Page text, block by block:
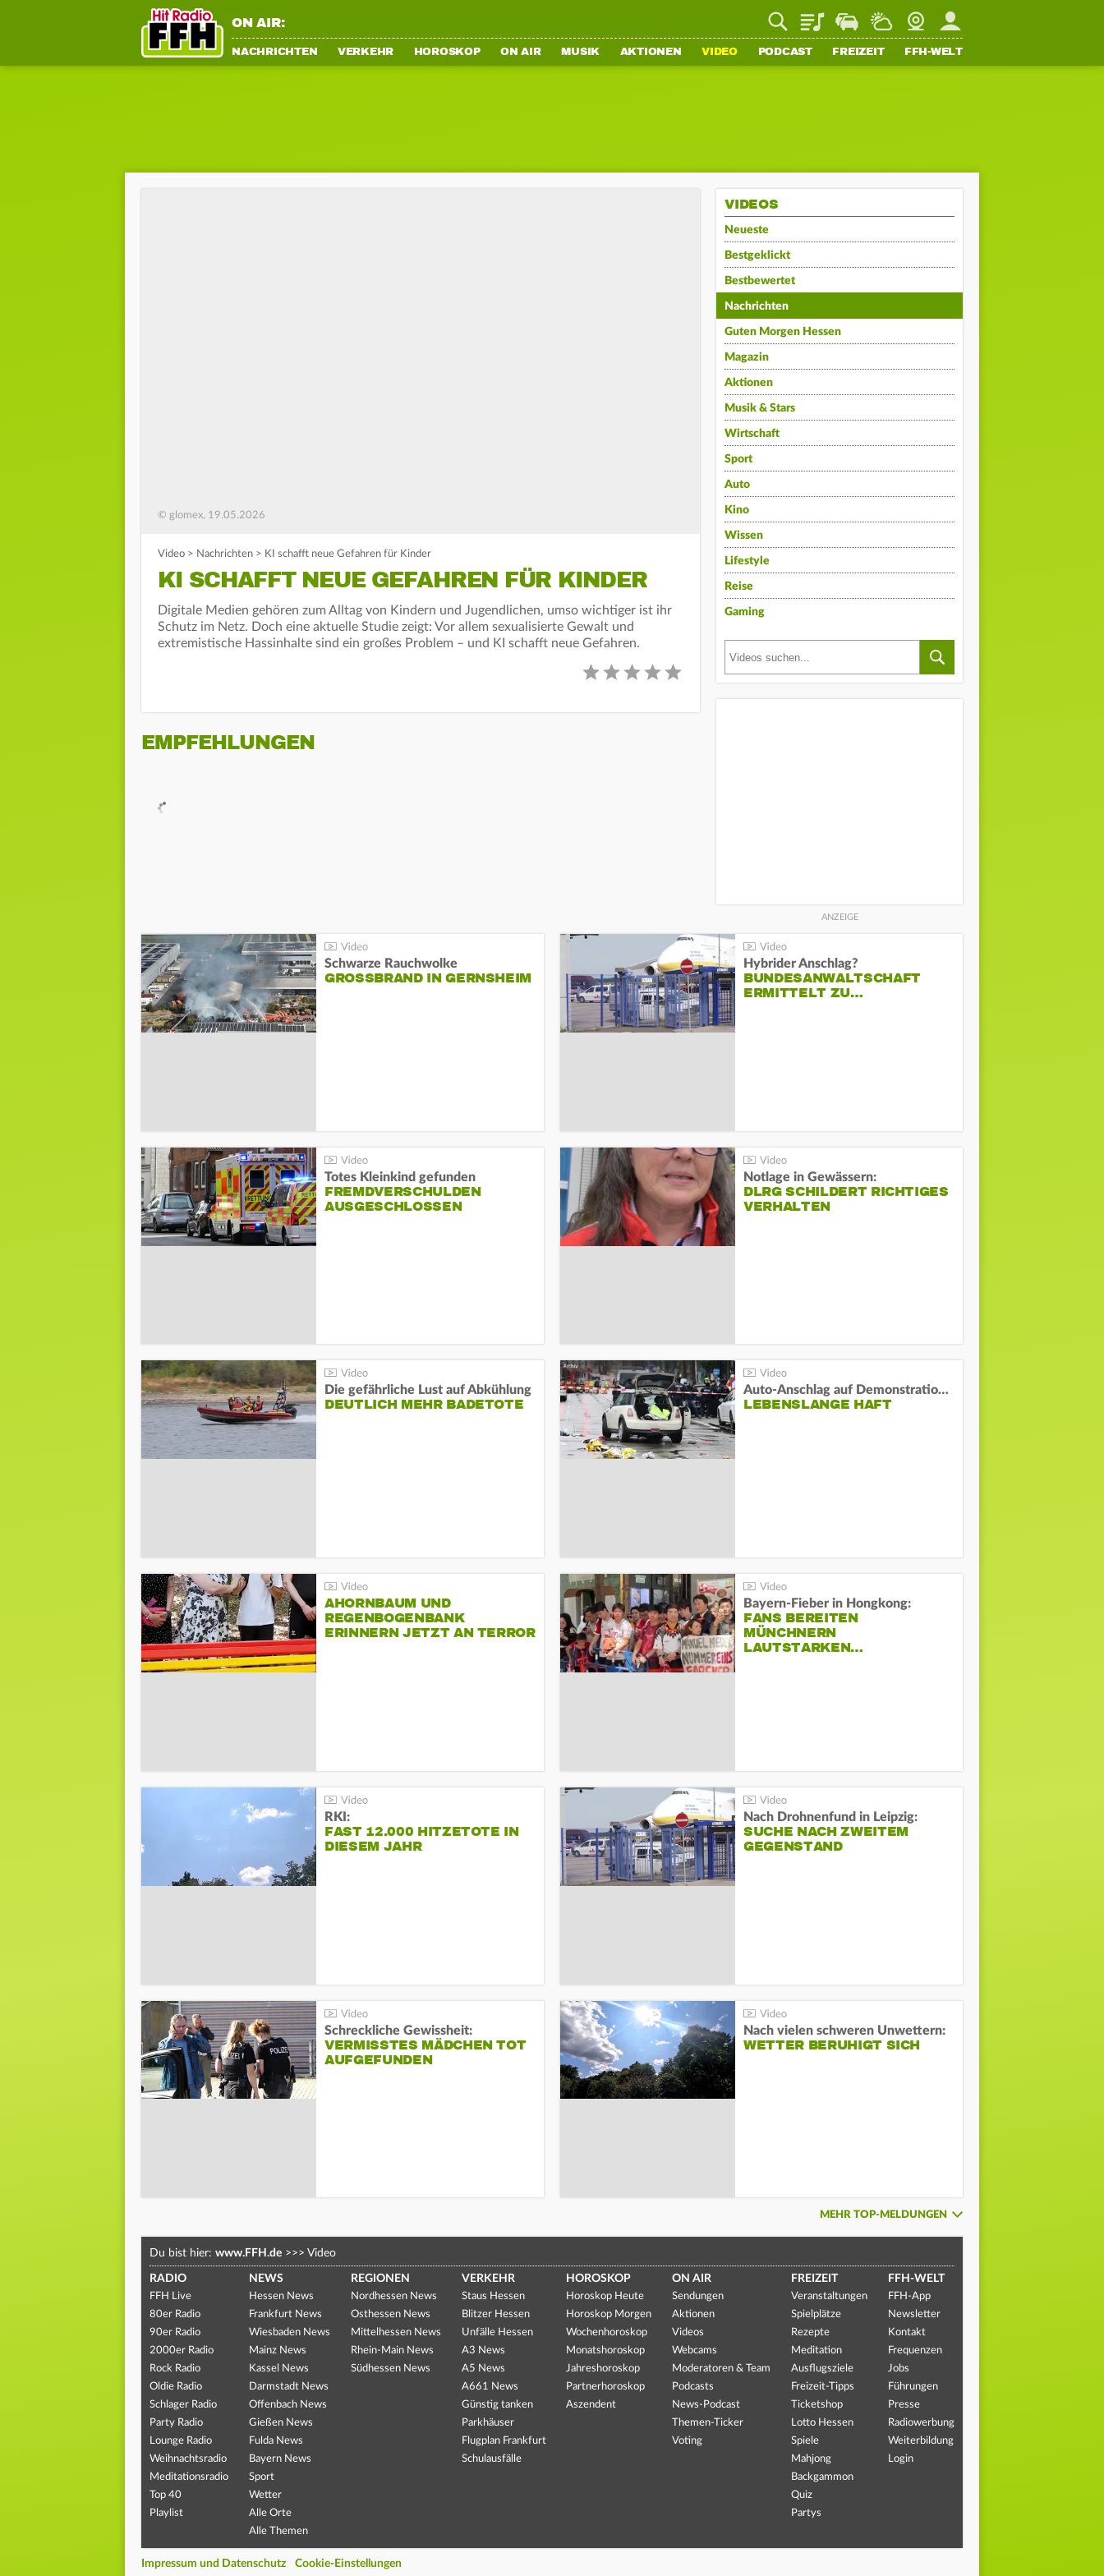
ON AIR: PlaylistStaupilotWetterWebcamMein FFH
NACHRICHTEN VERKEHR HOROSKOP ON AIR MUSIK AKTIONEN VIDEO PODCAST FREIZEIT FFH-WELT
© glomex, 19.05.2026
Video > Nachrichten > KI schafft neue Gefahren für Kinder
KI SCHAFFT NEUE GEFAHREN FÜR KINDER
Digitale Medien gehören zum Alltag von Kindern und Jugendlichen, umso wichtiger ist ihr
Schutz im Netz. Doch eine aktuelle Studie zeigt: Vor allem sexualisierte Gewalt und
extremistische Hassinhalte sind ein großes Problem – und KI schafft neue Gefahren.
EMPFEHLUNGEN
VIDEOS
Neueste
Bestgeklickt
Bestbewertet
Nachrichten
Guten Morgen Hessen
Magazin
Aktionen
Musik & Stars
Wirtschaft
Sport
Auto
Kino
Wissen
Lifestyle
Reise
Gaming
Schwarze Rauchwolke
GROSSBRAND IN GERNSHEIM
Hybrider Anschlag?
BUNDESANWALTSCHAFT
ERMITTELT ZU…
Totes Kleinkind gefunden
FREMDVERSCHULDEN
AUSGESCHLOSSEN
Notlage in Gewässern:
DLRG SCHILDERT RICHTIGES
VERHALTEN
Die gefährliche Lust auf Abkühlung
DEUTLICH MEHR BADETOTE
Auto-Anschlag auf Demonstration in München:
LEBENSLANGE HAFT
AHORNBAUM UND
REGENBOGENBANK
ERINNERN JETZT AN TERROR
Bayern-Fieber in Hongkong:
FANS BEREITEN
MÜNCHNERN
LAUTSTARKEN…
RKI:
FAST 12.000 HITZETOTE IN
DIESEM JAHR
Nach Drohnenfund in Leipzig:
SUCHE NACH ZWEITEM
GEGENSTAND
Schreckliche Gewissheit:
VERMISSTES MÄDCHEN TOT
AUFGEFUNDEN
Nach vielen schweren Unwettern:
WETTER BERUHIGT SICH
MEHR TOP-MELDUNGEN
Du bist hier: www.FFH.de >>> Video
RADIO
FFH Live
80er Radio
90er Radio
2000er Radio
Rock Radio
Oldie Radio
Schlager Radio
Party Radio
Lounge Radio
Weihnachtsradio
Meditationsradio
Top 40
Playlist
NEWS
Hessen News
Frankfurt News
Wiesbaden News
Mainz News
Kassel News
Darmstadt News
Offenbach News
Gießen News
Fulda News
Bayern News
Sport
Wetter
Alle Orte
Alle Themen
REGIONEN
Nordhessen News
Osthessen News
Mittelhessen News
Rhein-Main News
Südhessen News
VERKEHR
Staus Hessen
Blitzer Hessen
Unfälle Hessen
A3 News
A5 News
A661 News
Günstig tanken
Parkhäuser
Flugplan Frankfurt
Schulausfälle
HOROSKOP
Horoskop Heute
Horoskop Morgen
Wochenhoroskop
Monatshoroskop
Jahreshoroskop
Partnerhoroskop
Aszendent
ON AIR
Sendungen
Aktionen
Videos
Webcams
Moderatoren & Team
Podcasts
News-Podcast
Themen-Ticker
Voting
FREIZEIT
Veranstaltungen
Spielplätze
Rezepte
Meditation
Ausflugsziele
Freizeit-Tipps
Ticketshop
Lotto Hessen
Spiele
Mahjong
Backgammon
Quiz
Partys
FFH-WELT
FFH-App
Newsletter
Kontakt
Frequenzen
Jobs
Führungen
Presse
Radiowerbung
Weiterbildung
Login
Impressum und Datenschutz Cookie-Einstellungen